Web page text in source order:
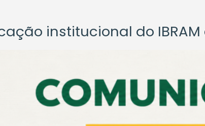
institucional do